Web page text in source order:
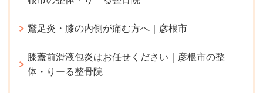
鵞足炎・膝の内側が痛む方へ｜彦根市
膝蓋前滑液包炎はお任せください｜彦根市の整
体・りーる整骨院